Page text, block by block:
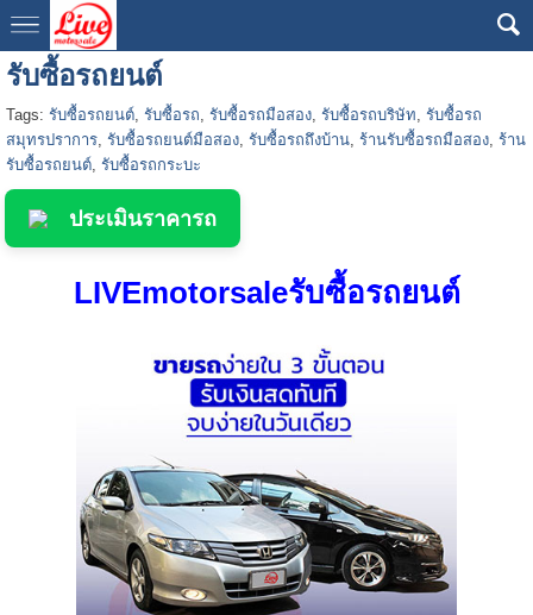
รับซื้อรถยนต์
Tags: รับซื้อรถยนต์, รับซื้อรถ, รับซื้อรถมือสอง, รับซื้อรถบริษัท, รับซื้อรถ
สมุทรปราการ, รับซื้อรถยนต์มือสอง, รับซื้อรถถึงบ้าน, ร้านรับซื้อรถมือสอง, ร้าน
รับซื้อรถยนต์, รับซื้อรถกระบะ
ประเมินราคารถ
LIVEmotorsaleรับซื้อรถยนต์